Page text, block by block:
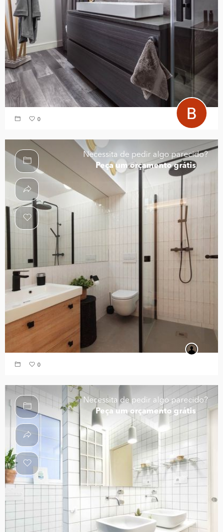
0
Necessita de pedir algo parecido?
Peça um orçamento grátis
0
Necessita de pedir algo parecido?
Peça um orçamento grátis